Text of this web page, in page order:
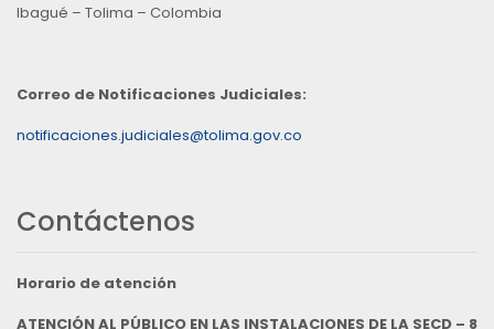
Ibagué – Tolima – Colombia
Correo de Notificaciones Judiciales:
notificaciones.judiciales@tolima.gov.co
Contáctenos
Horario de atención
ATENCIÓN AL PÚBLICO EN LAS INSTALACIONES DE LA SECD – 8